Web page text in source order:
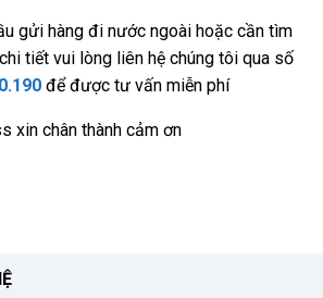
gửi hàng đi nước ngoài hoặc cần tìm
tiết vui lòng liên hệ chúng tôi qua số
để được tư vấn miễn phí
xin chân thành cảm ơn